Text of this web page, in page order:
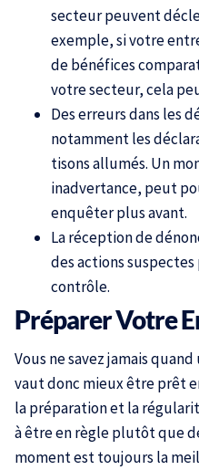
secteur peuvent
exemple, si votre
de bénéfices
votre secteur, cela
Des erreurs dans les
notamment les
tisons allumés. Un
inadvertance, peut
enquêter plus avant.
La réception de
des actions
contrôle.
Préparer Votre
Vous ne savez jamais
vaut donc mieux être prêt
la préparation et la
à être en règle plutôt que
moment est toujours la